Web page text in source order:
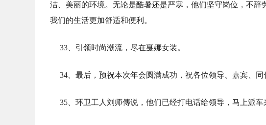
洁、美丽的环境。无论是酷暑还是严寒，他们坚守岗位，不
我们的生活更加舒适和便利。
33、引领时尚潮流，尽在戛娜女装。
34、最后，预祝本次年会圆满成功，祝各位领导、嘉宾、
35、环卫工人刘师傳说，他们已经打电话给领导，马上派车